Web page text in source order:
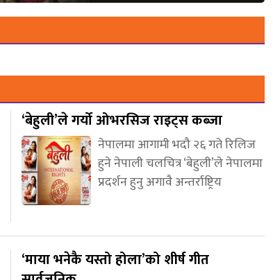
‘बेहुली’ले गर्यो ओभरसिज राइट्स कब्जा
नेपालमा आगामी भदौ २६ गते रिलिज
हुने नेपाली चलचित्र ‘बेहुली’ले नेपालमा
प्रदर्शन हुनु अगावै अन्तर्राष्ट्रिय
‘माया भनेकै यस्तो होला’को शीर्ष गीत